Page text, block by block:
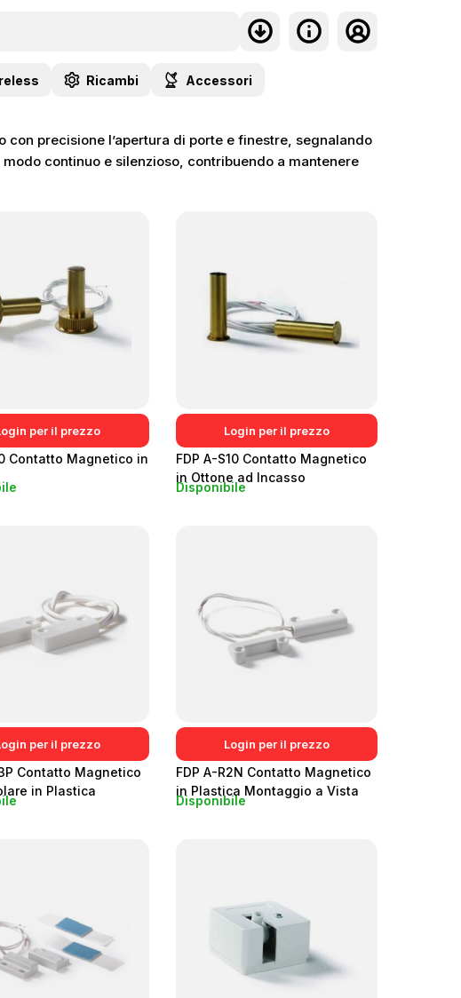
Ricambi Accessori
precisione l’apertura di porte e finestre, segnalando
continuo e silenzioso, contribuendo a mantenere
per il prezzo
Contatto Magnetico in
Login per il prezzo
FDP A-S10 Contatto Magnetico
in Ottone ad Incasso
Disponibile
per il prezzo
Contatto Magnetico
in Plastica
a Vista IMQ
Login per il prezzo
FDP A-R2N Contatto Magnetico
in Plastica Montaggio a Vista
Disponibile